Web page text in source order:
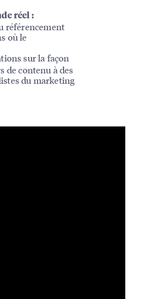
réel :
référencement
où le
sur la façon
de contenu à des
du marketing